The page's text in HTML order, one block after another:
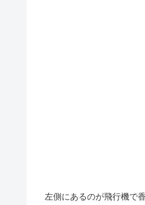
左側にあるのが飛行機で